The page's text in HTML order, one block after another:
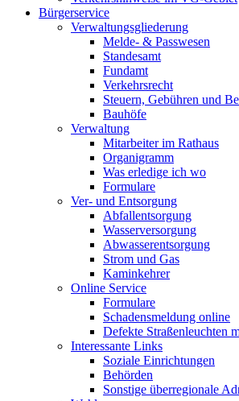
Bürgerservice
Verwaltungsgliederung
Melde- & Passwesen
Standesamt
Fundamt
Verkehrsrecht
Steuern, Gebühren und
Bauhöfe
Verwaltung
Mitarbeiter im Rathaus
Organigramm
Was erledige ich wo
Formulare
Ver- und Entsorgung
Abfallentsorgung
Wasserversorgung
Abwasserentsorgung
Strom und Gas
Kaminkehrer
Online Service
Formulare
Schadensmeldung online
Defekte Straßenleuchten
Interessante Links
Soziale Einrichtungen
Behörden
Sonstige überregionale